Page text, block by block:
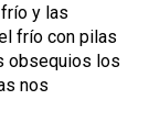
y las
frío con pilas
obsequios los
nos